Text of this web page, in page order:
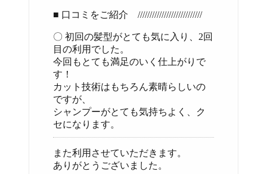
■ 口コミをご紹介 ///////////////////////////
〇 初回の髪型がとても気に入り、2回
目の利用でした。
今回もとても満足のいく仕上がりで
す！
カット技術はもちろん素晴らしいの
ですが、
シャンプーがとても気持ちよく、ク
セになります。
また利用させていただきます。
ありがとうございました。